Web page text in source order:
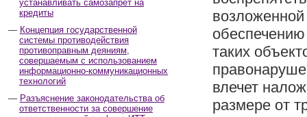
устанавливать самозапрет на
кредиты
Концепция государственной
системы противодействия
противоправным деяниям,
совершаемым с использованием
информационно-коммуникационных
технологий
Разъяснение законодательства об
ответственности за совершение
таких
влечет
размере от